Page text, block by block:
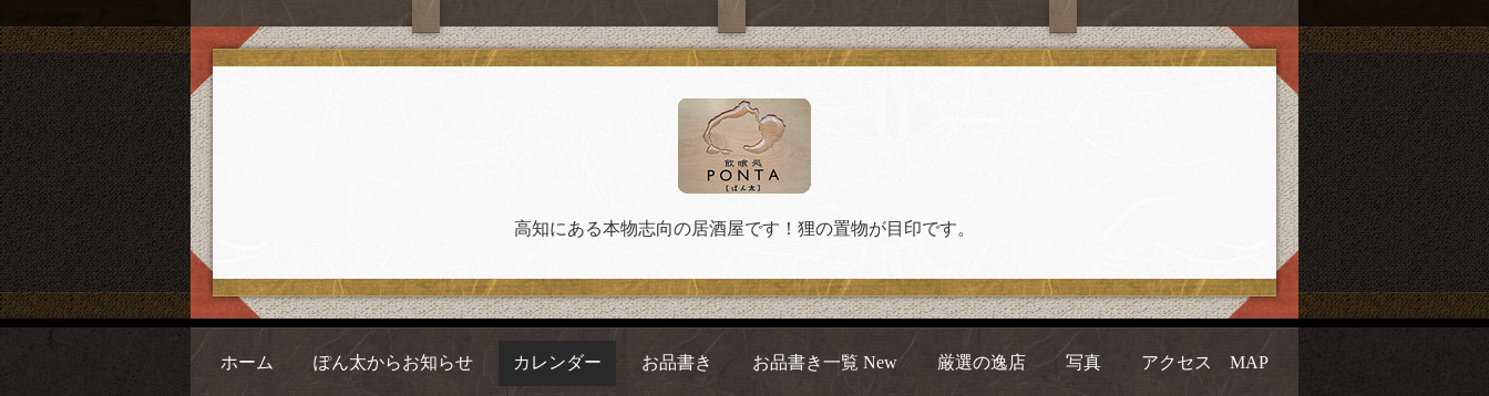
高知にある本物志向の居酒屋です！狸の置物が目印です。
ホーム ぽん太からお知らせ カレンダー お品書き お品書き一覧 New 厳選の逸店 写真 アクセス MAP